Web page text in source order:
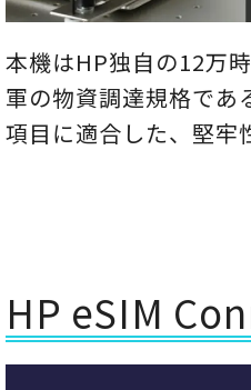
本機はHP独自の12万
軍の物資調達規格であ
項目に適合した、堅牢
HP eSIM